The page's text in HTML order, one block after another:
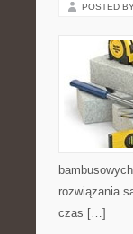
POSTED
rozwiązania
czas […]